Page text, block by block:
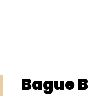
Bague